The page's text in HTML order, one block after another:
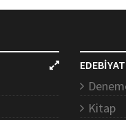
EDEBİYAT
Kitap